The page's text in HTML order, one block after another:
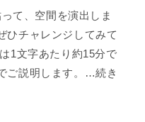
て、空間を演出しま
ひチャレンジしてみて
1文字あたり約15分で
ご説明します。…続き